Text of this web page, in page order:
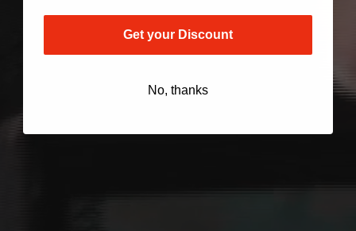
Get your Discount
No, thanks